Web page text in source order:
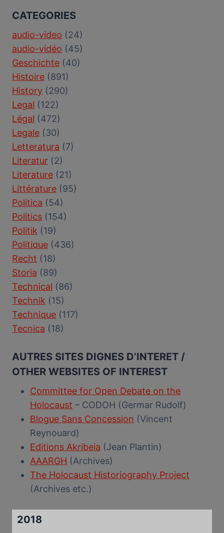
CATEGORIES
audio-video (24)
audio-vidéo (45)
Geschichte (40)
Histoire (891)
History (290)
Legal (122)
Légal (472)
Legale (30)
Letteratura (7)
Literatur (2)
Literature (21)
Littérature (95)
Politica (54)
Politics (154)
Politik (19)
Politique (436)
Recht (18)
Storia (89)
Technical (86)
Technik (15)
Technique (117)
Tecnica (18)
AUTRES SITES DIGNES D’INTERET /
OTHER WEBSITES OF INTEREST
Committee for Open Debate on the
Holocaust – CODOH (Germar Rudolf)
Blogue Sans Concession (Vincent
Reynouard)
Editions Akribeia (Jean Plantin)
AAARGH (Archives)
The Holocaust Historiography Project
(Archives etc.)
2018